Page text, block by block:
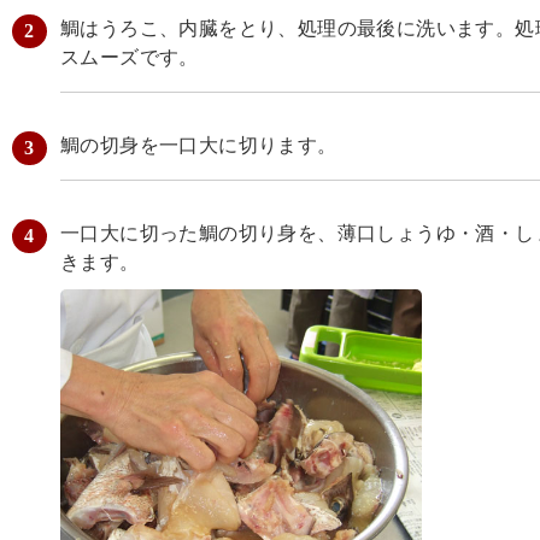
鯛はうろこ、内臓をとり、処理の最後に洗います。
スムーズです。
鯛の切身を一口大に切ります。
一口大に切った鯛の切り身を、薄口しょうゆ・酒・
きます。